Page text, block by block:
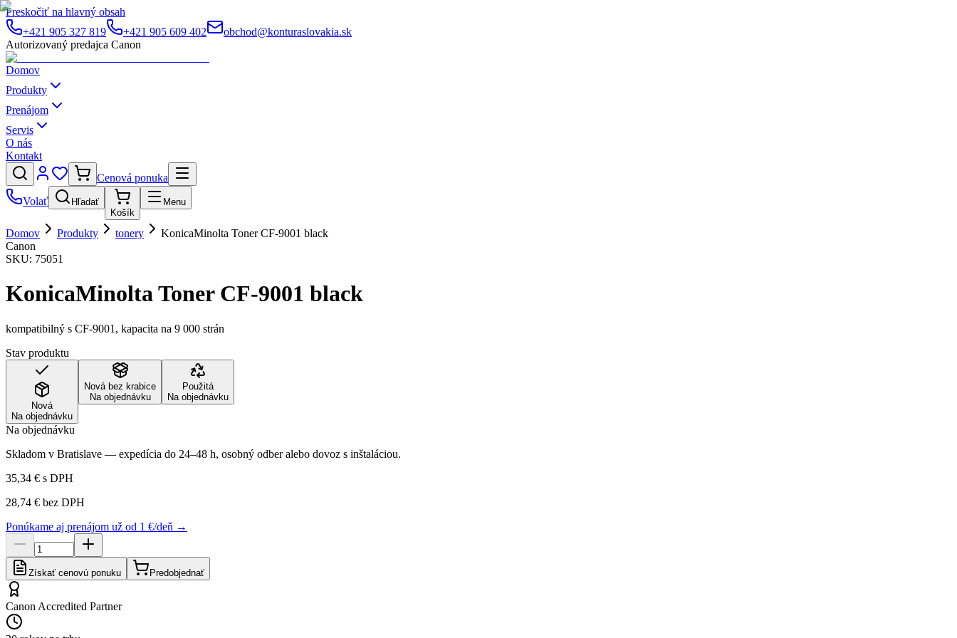
Preskočiť na hlavný obsah
+421 905 327 819
+421 905 609 402
obchod@konturaslovakia.sk
Autorizovaný predajca Canon
Domov
Produkty
Prenájom
Servis
O nás
Kontakt
Cenová ponuka
Volať
Hľadať
Košík
Menu
Domov Produkty tonery
KonicaMinolta Toner CF-9001 black
Canon
SKU: 75051
KonicaMinolta Toner CF-9001 black
kompatibilný s CF-9001, kapacita na 9 000 strán
Stav produktu
Nová
Na objednávku
Nová bez krabice
Na objednávku
Použitá
Na objednávku
Na objednávku
Skladom v Bratislave — expedícia do 24–48 h, osobný odber alebo dovoz s inštaláciou.
35,34 € s DPH
28,74 € bez DPH
Ponúkame aj prenájom už od 1 €/deň →
Získať cenovú ponuku Predobjednať
Canon Accredited Partner